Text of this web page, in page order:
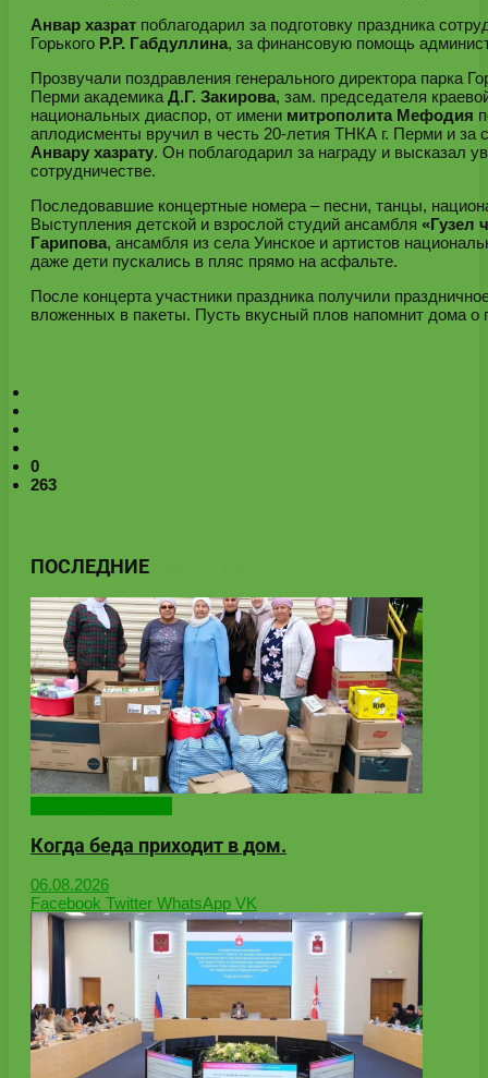
Анвар хазрат поблагодарил за подготовку праздника
Горького Р.Р. Габдуллина, за финансовую помощь
Прозвучали поздравления генерального директора парка
Перми академика Д.Г. Закирова, зам. председателя
национальных диаспор, от имени митрополита Мефодия
аплодисменты вручил в честь 20-летия ТНКА г. Перми и
Анвару хазрату. Он поблагодарил за награду и высказал
сотрудничестве.
Последовавшие концертные номера – песни, танцы,
Выступления детской и взрослой студий ансамбля «Гузел
Гарипова, ансамбля из села Уинское и артистов
даже дети пускались в пляс прямо на асфальте.
После концерта участники праздника получили
вложенных в пакеты. Пусть вкусный плов напомнит дома о
0
263
ПОСЛЕДНИЕ
Когда беда приходит в дом.
06.08.2026
Facebook Twitter WhatsApp VK